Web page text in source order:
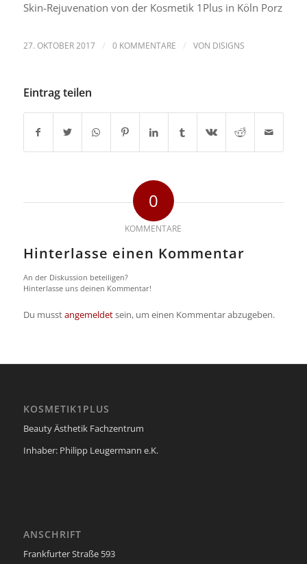
Skin-Rejuvenation von der Kosmetik 1Plus in Köln Porz
27. OKTOBER 2017 / 0 KOMMENTARE / VON DISIGNS
Eintrag teilen
0
KOMMENTARE
Hinterlasse einen Kommentar
An der Diskussion beteiligen?
Hinterlasse uns deinen Kommentar!
Du musstangemeldetsein, um einen Kommentar abzugeben.
KOSMETIK1PLUS
Beauty Ästhetik Fachzentrum
Inhaber: Philipp Leugermann e.K.
ANSCHRIFT
Frankfurter Straße 593